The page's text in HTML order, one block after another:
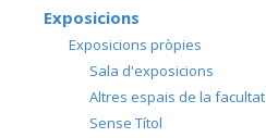
Exposicions
Exposicions pròpies
Sala d'exposicions
Altres espais de la facultat
Sense Títol